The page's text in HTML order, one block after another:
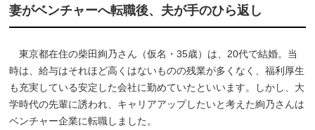
妻がベンチャーへ転職後、夫が手のひら返し
東京都在住の柴田絢乃さん（仮名・35歳）は、20代で結婚。当
時は、給与はそれほど高くはないものの残業が多くなく、福利厚生
も充実している安定した会社に勤めていたといいます。しかし、大
学時代の先輩に誘われ、キャリアアップしたいと考えた絢乃さんは
ベンチャー企業に転職しました。